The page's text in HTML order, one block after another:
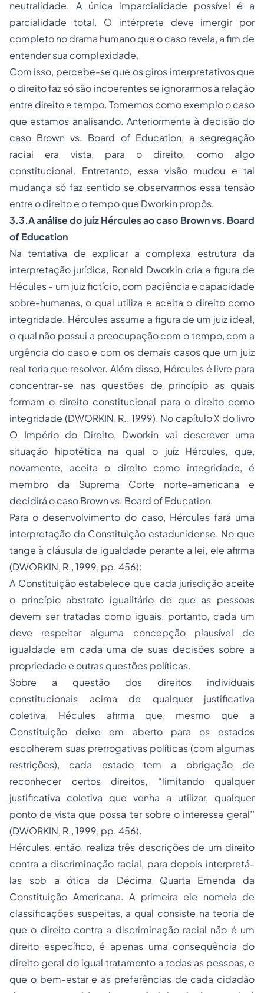
neutralidade. A única imparcialidade possível é a
parcialidade total. O intérprete deve imergir por
completo no drama humano que o caso revela, a fim de
entender sua complexidade.
Com isso, percebe-se que os giros interpretativos que
o direito faz só são incoerentes se ignorarmos a relação
entre direito e tempo. Tomemos como exemplo o caso
que estamos analisando. Anteriormente à decisão do
caso Brown vs. Board of Education, a segregação
racial era vista, para o direito, como algo
constitucional. Entretanto, essa visão mudou e tal
mudança só faz sentido se observarmos essa tensão
entre o direito e o tempo que Dworkin propôs.
3.3.A análise do juíz Hércules ao caso Brown vs. Board
of Education
Na tentativa de explicar a complexa estrutura da
interpretação jurídica, Ronald Dworkin cria a figura de
Hécules - um juiz fictício, com paciência e capacidade
sobre-humanas, o qual utiliza e aceita o direito como
integridade. Hércules assume a figura de um juiz ideal,
o qual não possui a preocupação com o tempo, com a
urgência do caso e com os demais casos que um juiz
real teria que resolver. Além disso, Hércules é livre para
concentrar-se nas questões de princípio as quais
formam o direito constitucional para o direito como
integridade (DWORKIN, R., 1999). No capítulo X do livro
O Império do Direito, Dworkin vai descrever uma
situação hipotética na qual o juíz Hércules, que,
novamente, aceita o direito como integridade, é
membro da Suprema Corte norte-americana e
decidirá o caso Brown vs. Board of Education.
Para o desenvolvimento do caso, Hércules fará uma
interpretação da Constituição estadunidense. No que
tange à cláusula de igualdade perante a lei, ele afirma
(DWORKIN, R., 1999, pp. 456):
A Constituição estabelece que cada jurisdição aceite
o princípio abstrato igualitário de que as pessoas
devem ser tratadas como iguais, portanto, cada um
deve respeitar alguma concepção plausível de
igualdade em cada uma de suas decisões sobre a
propriedade e outras questões políticas.
Sobre a questão dos direitos individuais
constitucionais acima de qualquer justificativa
coletiva, Hécules afirma que, mesmo que a
Constituição deixe em aberto para os estados
escolherem suas prerrogativas políticas (com algumas
restrições), cada estado tem a obrigação de
reconhecer certos direitos, “limitando qualquer
justificativa coletiva que venha a utilizar, qualquer
ponto de vista que possa ter sobre o interesse geral’’
(DWORKIN, R., 1999, pp. 456).
Hércules, então, realiza três descrições de um direito
contra a discriminação racial, para depois interpretá-
las sob a ótica da Décima Quarta Emenda da
Constituição Americana. A primeira ele nomeia de
classificações suspeitas, a qual consiste na teoria de
que o direito contra a discriminação racial não é um
direito específico, é apenas uma consequência do
direito geral do igual tratamento a todas as pessoas, e
que o bem-estar e as preferências de cada cidadão